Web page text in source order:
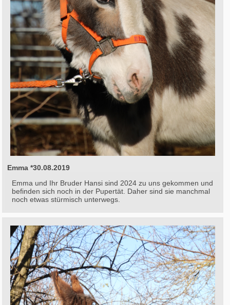
Emma *30.08.2019
Emma und Ihr Bruder Hansi sind 2024 zu uns gekommen und
befinden sich noch in der Pupertät. Daher sind sie manchmal
noch etwas stürmisch unterwegs.